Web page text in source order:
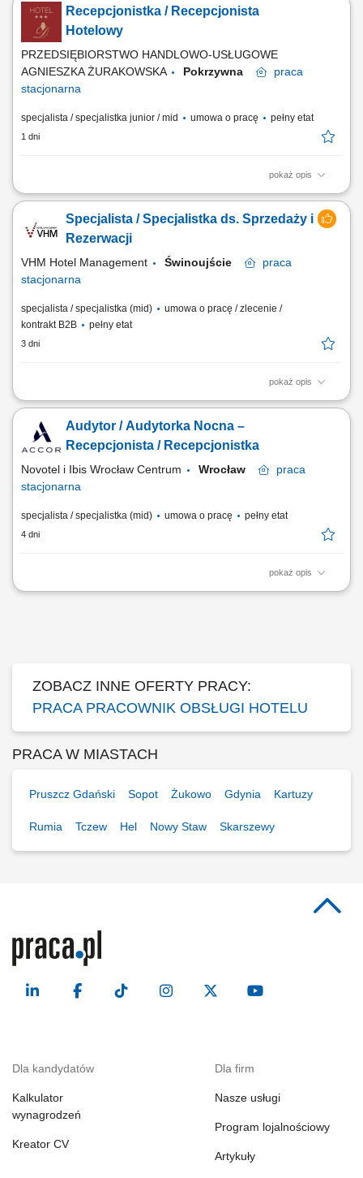
dbanie o maksymalizację przychodów; Budowanie długofalowych
relacji z gośćmi, biurami podróży oraz partnerami; Wprowadzanie i
aktualizacja danych w systemie...
Recepcjonistka / Recepcjonista
Hotelowy
PRZEDSIĘBIORSTWO HANDLOWO-USŁUGOWE
AGNIESZKA ŻURAKOWSKA
Pokrzywna
praca
stacjonarna
specjalista / specjalistka junior / mid umowa o pracę pełny etat
1 dni
pokaż opis
Co będzie należało do Twoich obowiązków? profesjonalna obsługa
wymeldowywanie Gości, obsługa rezerwacji telefonicznych, mailowych
oraz bezpośrednich, udzielanie informacji o usługach hotelu,
Specjalista / Specjalistka ds. Sprzedaży i
Rezerwacji
VHM Hotel Management Świnoujście
praca
stacjonarna
specjalista / specjalistka (mid)
umowa o pracę / zlecenie /
kontrakt B2B
pełny etat
3 dni
pokaż opis
Twoja misja Obsługa rezerwacji: kompleksowe przetwarzanie zapytań i
przez systemy rezerwacyjne). Aktywna sprzedaż: prezentowanie oferty
hotelu, dopasowywanie jej do potrzeb klientów oraz dbanie o
Audytor / Audytorka Nocna –
Recepcjonista / Recepcjonistka
Novotel i Ibis Wrocław Centrum Wrocław
praca
stacjonarna
specjalista / specjalistka (mid) umowa o pracę pełny etat
4 dni
pokaż opis
Zakres obowiązków: Profesjonalna obsługa gości hotelowych podczas
ZOBACZ INNE OFERTY PRACY:
PRACA PRACOWNIK OBSŁUGI HOTELU
PRACA W MIASTACH
Pruszcz Gdański Sopot Żukowo Gdynia Kartuzy
Rumia Tczew Hel Nowy Staw Skarszewy
Dla kandydatów
Kalkulator
wynagrodzeń
Kreator CV
Dla firm
Nasze usługi
Program lojalnościowy
Artykuły